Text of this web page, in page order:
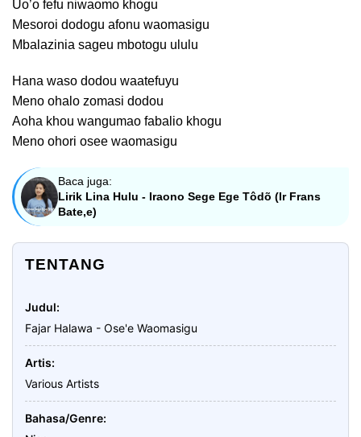
Uo’o fefu niwaomo khogu
Mesoroi dodogu afonu waomasigu
Mbalazinia sageu mbotogu ululu
Hana waso dodou waatefuyu
Meno ohalo zomasi dodou
Aoha khou wangumao fabalio khogu
Meno ohori osee waomasigu
Baca juga:
Lirik Lina Hulu - Iraono Sege Ege Tôdõ (Ir Frans
Bate,e)
TENTANG
Judul
Fajar Halawa - Ose'e Waomasigu
Artis
Various Artists
Bahasa/Genre